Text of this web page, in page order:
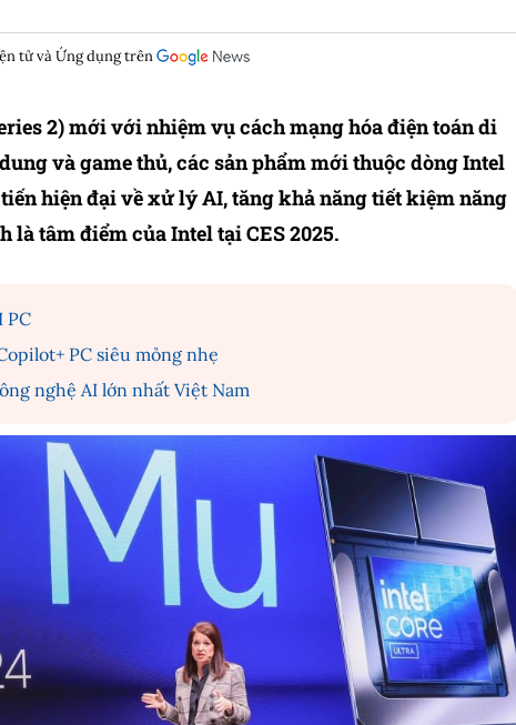
tử và Ứng dụng trên
2) mới với nhiệm vụ cách mạng hóa điện toán di
và game thủ, các sản phẩm mới thuộc dòng Intel
hiện đại về xử lý AI, tăng khả năng tiết kiệm năng
tâm điểm của Intel tại CES 2025.
PC
PC siêu mỏng nhẹ
nghệ AI lớn nhất Việt Nam